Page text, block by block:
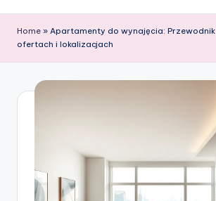
Home » Apartamenty do wynajęcia:
ofertach i lokalizacjach